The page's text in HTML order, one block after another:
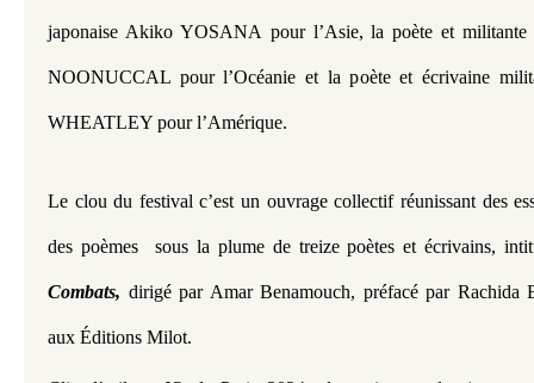
japonaise Akiko YOSANA pour l’Asie, la poète et militante
NOONUCCAL pour l’Océanie et la poète et écrivaine
WHEATLEY pour l’Amérique.
Le clou du festival c’est un ouvrage collectif réunissant des
des poèmes  sous la plume de treize poètes et écrivains,
Combats, dirigé par Amar Benamouch, préfacé par
aux Éditions Milot.